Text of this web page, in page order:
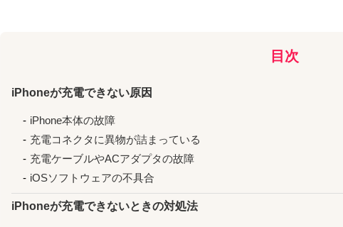
目次
iPhoneが充電できない原因
iPhone本体の故障
充電コネクタに異物が詰まっている
充電ケーブルやACアダプタの故障
iOSソフトウェアの不具合
iPhoneが充電できないときの対処法